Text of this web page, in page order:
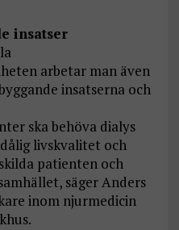
insatser
arbetar man även
insatserna och
ska behöva dialys
livskvalitet och
patienten och
säger Anders
inom njurmedicin